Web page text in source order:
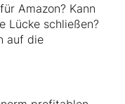
Amazon? Kann
Lücke schließen?
auf die